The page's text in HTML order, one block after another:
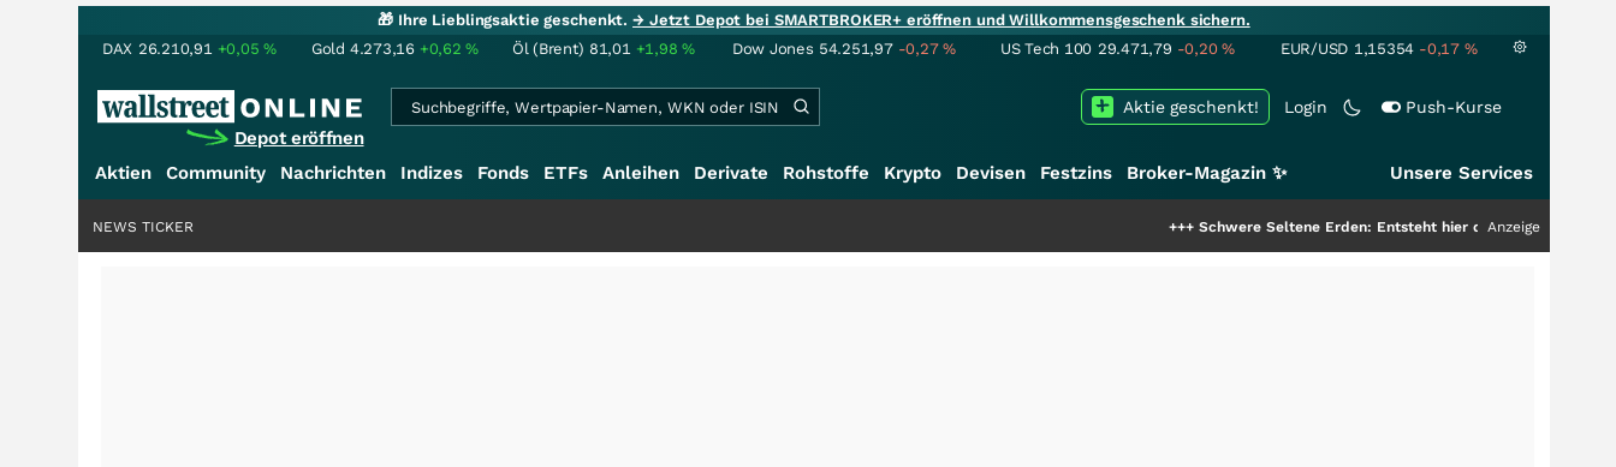
🎁 Ihre Lieblingsaktie geschenkt.→ Jetzt Depot bei SMARTBROKER+ eröffnen und Willkommensgeschenk sichern.
DAX 26.210,91 +0,05% Gold 4.273,16 +0,62% Öl (Brent) 81,01 +1,98% Dow Jones 54.251,97 -0,27% US Tech 100 29.471,79 -0,20% EUR/USD 1,15354 -0,17 %
Depot eröffnen
Login Push-Kurse
Aktie geschenkt!
Aktien Community Nachrichten Indizes Fonds ETFs Anleihen Derivate Rohstoffe Krypto Devisen Festzins Broker-Magazin ✨ Unsere Services
Schwere Seltene Erden: Entsteht hier die nächste Milliardenstory?
Anzeige
NEWS TICKER